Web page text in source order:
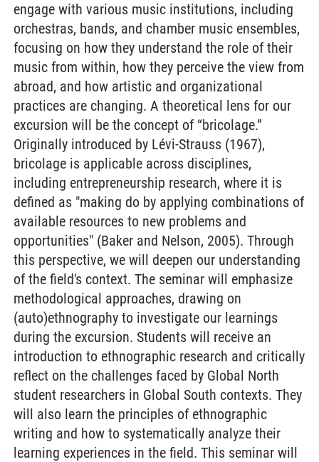
engage with various music institutions, including
orchestras, bands, and chamber music ensembles,
focusing on how they understand the role of their
music from within, how they perceive the view from
abroad, and how artistic and organizational
practices are changing. A theoretical lens for our
excursion will be the concept of “bricolage.”
Originally introduced by Lévi-Strauss (1967),
bricolage is applicable across disciplines,
including entrepreneurship research, where it is
defined as "making do by applying combinations of
available resources to new problems and
opportunities" (Baker and Nelson, 2005). Through
this perspective, we will deepen our understanding
of the field's context. The seminar will emphasize
methodological approaches, drawing on
(auto)ethnography to investigate our learnings
during the excursion. Students will receive an
introduction to ethnographic research and critically
reflect on the challenges faced by Global North
student researchers in Global South contexts. They
will also learn the principles of ethnographic
writing and how to systematically analyze their
learning experiences in the field. This seminar will